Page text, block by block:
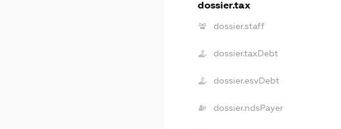
dossier.tax
dossier.staff
dossier.taxDebt
dossier.esvDebt
dossier.ndsPayer